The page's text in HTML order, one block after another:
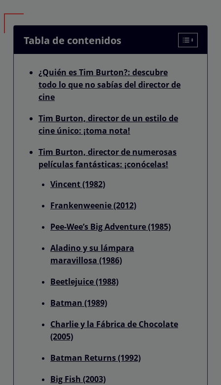
Tabla de contenidos
¿Quién es Tim Burton?: descubre
todo lo que no sabías del director de
cine
Tim Burton, director de un estilo de
cine único: ¡toma nota!
Tim Burton, director de numerosas
películas fantásticas: ¡conócelas!
Vincent (1982)
Frankenweenie (2012)
Pee-Wee’s Big Adventure (1985)
Aladino y su lámpara
maravillosa (1986)
Beetlejuice (1988)
Batman (1989)
Charlie y la Fábrica de Chocolate
(2005)
Batman Returns (1992)
Big Fish (2003)